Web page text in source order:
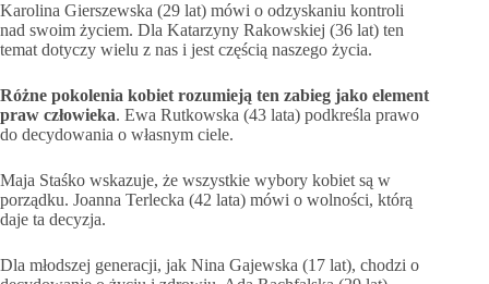
Karolina Gierszewska (29 lat) mówi o odzyskaniu kontroli
nad swoim życiem. Dla Katarzyny Rakowskiej (36 lat) ten
temat dotyczy wielu z nas i jest częścią naszego życia.
Różne pokolenia kobiet rozumieją ten zabieg jako element
praw człowieka. Ewa Rutkowska (43 lata) podkreśla prawo
do decydowania o własnym ciele.
Maja Staśko wskazuje, że wszystkie wybory kobiet są w
porządku. Joanna Terlecka (42 lata) mówi o wolności, którą
daje ta decyzja.
Dla młodszej generacji, jak Nina Gajewska (17 lat), chodzi o